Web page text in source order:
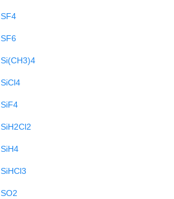
SF4
SF6
Si(CH3)4
SiCl4
SiF4
SiH2Cl2
SiH4
SiHCl3
SO2